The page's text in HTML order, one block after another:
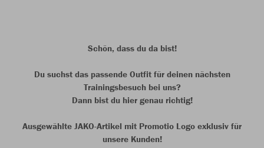
Schön, dass du da bist!
Du suchst das passende Outfit für deinen nächsten
Trainingsbesuch bei uns?
Dann bist du hier genau richtig!
Ausgewählte JAKO-Artikel mit Promotio Logo exklusiv für
unsere Kunden!